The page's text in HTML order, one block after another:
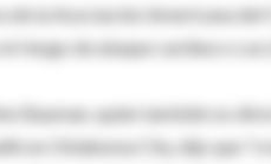
de la Asociación Americana
riesgo de ataque cardiaco o
Bauman, quien también es
en Oklahoma City, dijo que